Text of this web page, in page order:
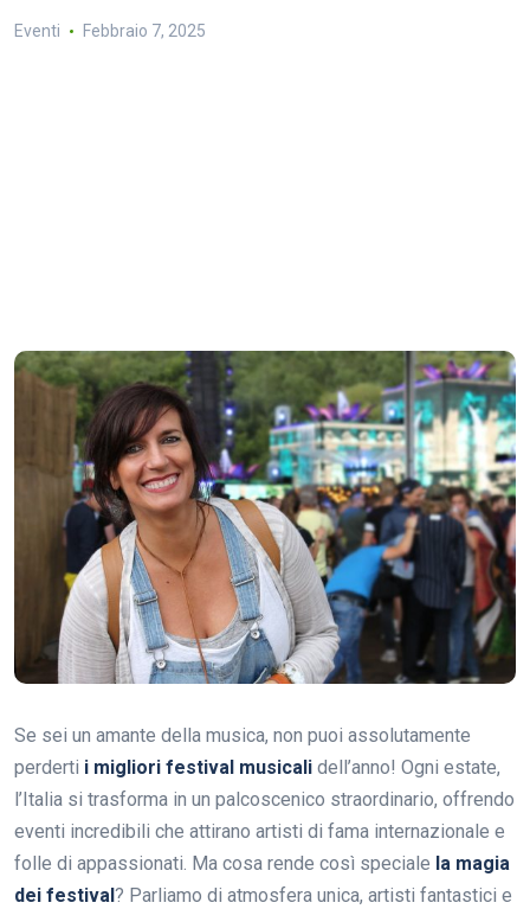
Eventi Febbraio 7, 2025
Se sei un amante della musica, non puoi assolutamente
perderti i migliori festival musicali dell’anno! Ogni estate,
l’Italia si trasforma in un palcoscenico straordinario, offrendo
eventi incredibili che attirano artisti di fama internazionale e
folle di appassionati. Ma cosa rende così speciale la magia
dei festival ? Parliamo di atmosfera unica, artisti fantastici e